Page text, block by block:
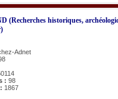
(Recherches historiques,
Adnet
: 98
1867